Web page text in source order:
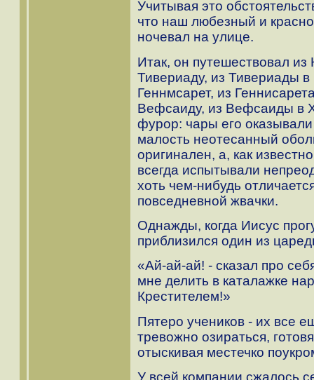
Учитывая это
что наш любезный и
ночевал на улице.
Итак, он путешествовал
Тивериаду, из Тивериады
Геннмсарет, из
Вефсаиду, из Вефсаиды в
фурор: чары его
малость неотесанный
оригинален, а, как
всегда испытывали
хоть чем-нибудь
повседневной жвачки.
Однажды, когда Иисус
приблизился один из
«Ай-ай-ай! - сказал про
мне делить в каталажке
Крестителем!»
Пятеро учеников - их все
тревожно озираться,
отыскивая местечко
У всей компании сжалось